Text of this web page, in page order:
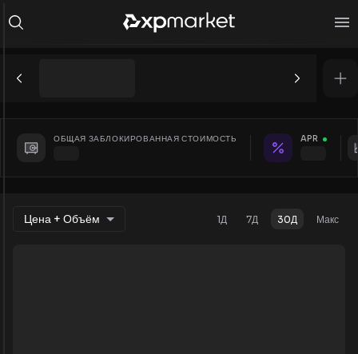
ОБЩАЯ ЗАБЛОКИРОВАННАЯ СТОИМОСТЬ APR
Цена + Объём 1Д 7Д 30Д Макс